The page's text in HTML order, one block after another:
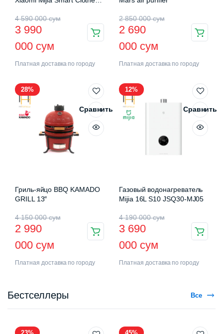
4 590 000сум
3 990
000 сум
Платная доставка по городу
2 850 000сум
2 690
000 сум
Платная доставка по городу
28%
Сравнить
Гриль-яйцо BBQ KAMADO
GRILL 13″
4 150 000сум
2 990
000 сум
Платная доставка по городу
12%
Сравнить
Газовый водонагреватель
Mijia 16L S10 JSQ30-MJ05
4 190 000сум
3 690
000 сум
Платная доставка по городу
Бестселлеры Все
23% 45%